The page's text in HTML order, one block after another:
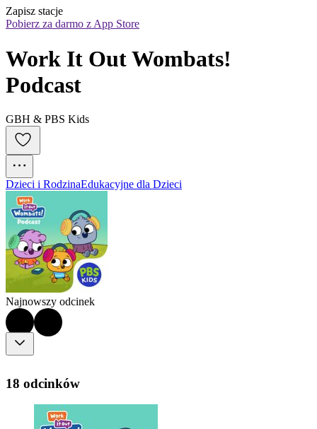
Zapisz stacje
Pobierz za darmo z App Store
Work It Out Wombats!
Podcast
GBH & PBS Kids
Dzieci i RodzinaEdukacyjne dla Dzieci
Najnowszy odcinek
18 odcinków